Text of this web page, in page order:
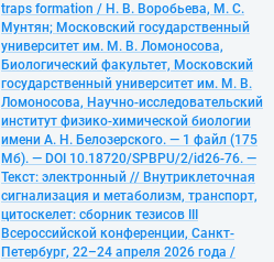
traps formation / Н. В. Воробьева, М. С.
Мунтян; Московский государственный
университет им. М. В. Ломоносова,
Биологический факультет, Московский
государственный университет им. М. В.
Ломоносова, Научно-исследовательский
институт физико-химической биологии
имени А. Н. Белозерского. — 1 файл (175
Мб). — DOI 10.18720/SPBPU/2/id26-76. —
Текст: электронный // Внутриклеточная
сигнализация и метаболизм, транспорт,
цитоскелет: сборник тезисов III
Всероссийской конференции, Санкт-
Петербург, 22–24 апреля 2026 года /